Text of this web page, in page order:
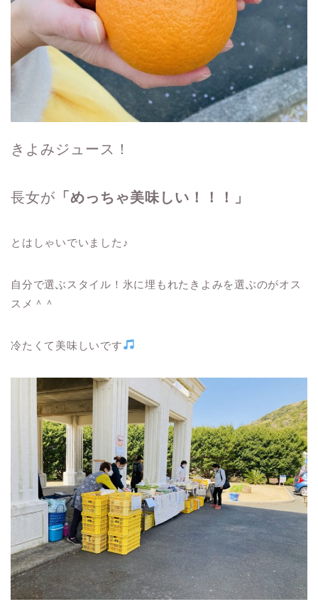
きよみジュース！
長女が 「めっちゃ美味しい！！！」
とはしゃいでいました♪
自分で選ぶスタイル！氷に埋もれたきよみを選ぶのがオス
スメ＾＾
冷たくて美味しいです